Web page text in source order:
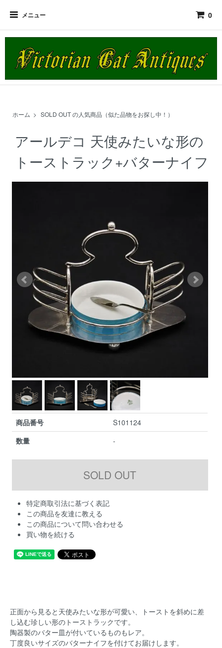
メニュー 0
ホーム > SOLD OUT の人気商品（似た品物をお探し中！）
アールデコ 天使みたいな形の
トーストラック+バターナイフ
商品番号
S101124
数量
-
特定商取引法に基づく表記
この商品を友達に教える
この商品について問い合わせる
買い物を続ける
正面から見ると天使みたいな形が可愛い、トーストを斜めに差
し込む珍しい形のトーストラックです。
陶器製のバター皿が付いているものもレア。
丁度良いサイズのバターナイフを付けてお届けします。